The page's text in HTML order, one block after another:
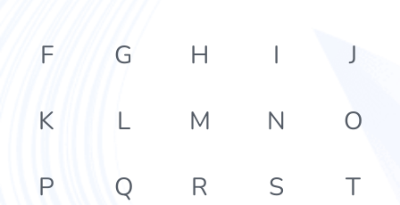
F
G H I
J
K
L M N
O
P
Q R S
T